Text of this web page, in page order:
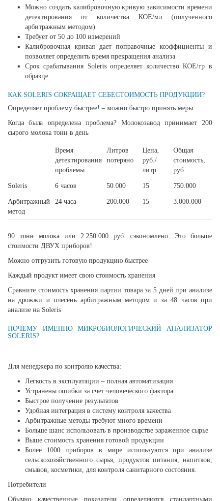
Можно создать калибровочную кривую зависимости времени
детектирования от количества КОЕ/мл (полученного
арбитражным методом)
Требует от 50 до 100 измерений
Калибровочная кривая дает поправочные коэффициенты и
позволяет определить время прекращения анализа
Срок срабатывания Soleris определяет количество КОЕ/гр в
образце
КАК SOLERIS СОКРАЩАЕТ СЕБЕСТОИМОСТЬ ПРОДУКЦИИ?
Определяет проблему быстрее! – можно быстро принять меры
Когда была определена проблема? Молокозавод принимает 200
сырого молока тонн в день
Время
детектирования
проблемы
Литров
потеряно
Цена,
руб./
литр
Общая
стоимость,
руб.
Soleris 6 часов 50.000 15 750.000
Арбитражный
метод
24 часа 200.000 15 3.000.000
90 тонн молока или 2.250.000 руб. сэкономлено. Это больше
стоимости ДВУХ приборов!
Можно отгрузить готовую продукцию быстрее
Каждый продукт имеет свою стоимость хранения
Сравните стоимость хранения партии товара за 5 дней при анализе
на дрожжи и плесень арбитражным методом и за 48 часов при
анализе на Soleris
ПОЧЕМУ ИМЕННО МИКРОБИОЛОГИЧЕСКИЙ АНАЛИЗАТОР
SOLERIS?
Для менеджера по контролю качества:
Легкость в эксплуатации – полная автоматизация
Устранены ошибки за счет человеческого фактора
Быстрое получение результатов
Удобная интеграция в систему контроля качества
Арбитражные методы требуют много времени
Больше шанс использовать в производстве зараженное сырье
Выше стоимость хранения готовой продукции
Более 1000 приборов в мире используются при анализе
сельскохозяйственного сырья, продуктов питания, напитков,
смывов, косметики, для контроля санитарного состояния.
Потребители
Обычно качественные показатели определяются стандартными